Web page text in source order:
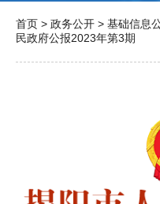
首页 > 政务公开 > 基础信息
民政府公报2023年第3期